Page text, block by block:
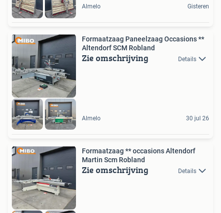
Almelo Gisteren
Formaatzaag Paneelzaag Occasions **
Altendorf SCM Robland
Zie omschrijving Details
Almelo 30 jul 26
Formaatzaag ** occasions Altendorf
Martin Scm Robland
Zie omschrijving Details